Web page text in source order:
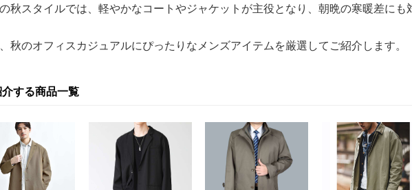
秋スタイルでは、軽やかなコートやジャケットが主役となり、朝晩の寒暖差に
秋のオフィスカジュアルにぴったりなメンズアイテムを厳選してご紹介します。
する商品一覧